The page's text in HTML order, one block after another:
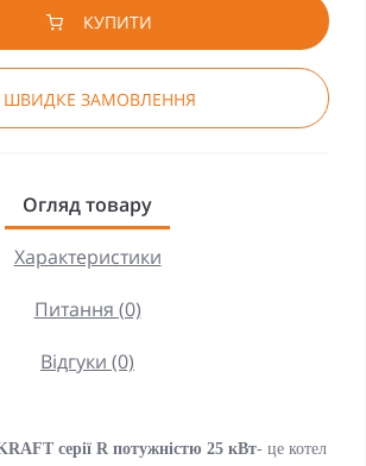
КУПИТИ
ШВИДКЕ ЗАМОВЛЕННЯ
Огляд товару
Характеристики
Питання (0)
Відгуки (0)
серії R потужністю 25 кВт- це котел